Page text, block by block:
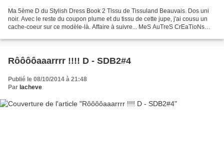
Ma 5ème D du Stylish Dress Book 2 Tissu de Tissuland Beauvais. Dos uni
noir. Avec le reste du coupon plume et du tissu de cette jupe, j'ai cousu un
cache-coeur sur ce modèle-là. Affaire à suivre... MeS AuTreS CrEaTioNs
Rôôôôaaarrrr !!!! D - SDB2#4
Publié le 08/10/2014 à 21:48
Par lacheve